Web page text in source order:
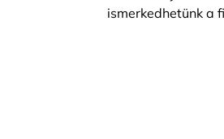
ismerkedhetünk a